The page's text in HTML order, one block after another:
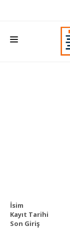
KURUMSAL
İsim
Kayıt Tarihi
Son Giriş